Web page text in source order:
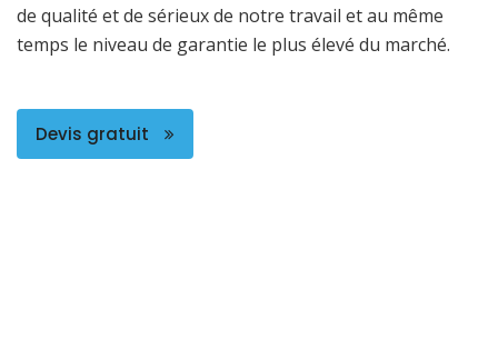
de qualité et de sérieux de notre travail et au même
temps le niveau de garantie le plus élevé du marché.
Devis gratuit